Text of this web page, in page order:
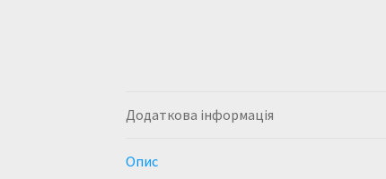
Додаткова інформація
Опис